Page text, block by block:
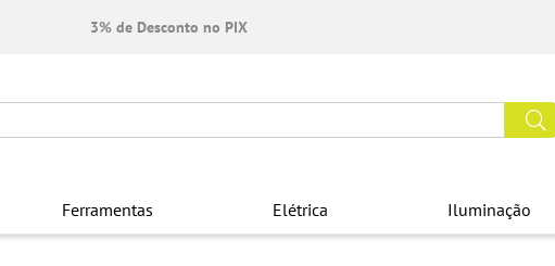
3% de Desconto no PIX
Ferramentas Elétrica Iluminação